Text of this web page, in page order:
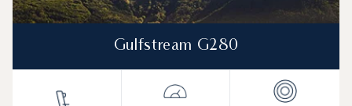
Gulfstream G280